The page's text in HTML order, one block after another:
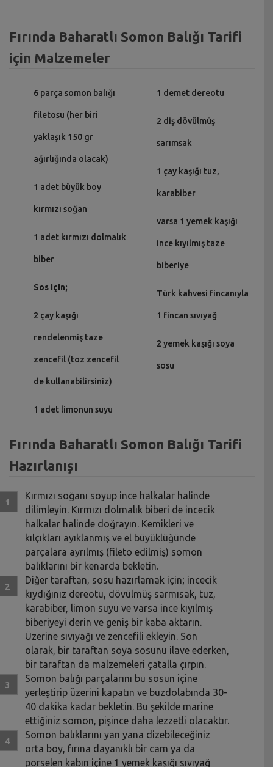
Fırında Baharatlı Somon Balığı Tarifi
için Malzemeler
6 parça somon balığı
filetosu (her biri
yaklaşık 150 gr
ağırlığında olacak)
1 adet büyük boy
kırmızı soğan
1 adet kırmızı dolmalık
biber
Sos için;
2 çay kaşığı
rendelenmiş taze
zencefil (toz zencefil
de kullanabilirsiniz)
1 adet limonun suyu
1 demet dereotu
2 diş dövülmüş
sarımsak
1 çay kaşığı tuz,
karabiber
varsa 1 yemek kaşığı
ince kıyılmış taze
biberiye
Türk kahvesi fincanıyla
1 fincan sıvıyağ
2 yemek kaşığı soya
sosu
Fırında Baharatlı Somon Balığı Tarifi
Hazırlanışı
Kırmızı soğanı soyup ince halkalar halinde
dilimleyin. Kırmızı dolmalık biberi de incecik
halkalar halinde doğrayın. Kemikleri ve
kılçıkları ayıklanmış ve el büyüklüğünde
parçalara ayrılmış (fileto edilmiş) somon
balıklarını bir kenarda bekletin.
Diğer taraftan, sosu hazırlamak için; incecik
kıydığınız dereotu, dövülmüş sarmısak, tuz,
karabiber, limon suyu ve varsa ince kıyılmış
biberiyeyi derin ve geniş bir kaba aktarın.
Üzerine sıvıyağı ve zencefili ekleyin. Son
olarak, bir taraftan soya sosunu ilave ederken,
bir taraftan da malzemeleri çatalla çırpın.
Somon balığı parçalarını bu sosun içine
yerleştirip üzerini kapatın ve buzdolabında 30-
40 dakika kadar bekletin. Bu şekilde marine
ettiğiniz somon, pişince daha lezzetli olacaktır.
Somon balıklarını yan yana dizebileceğiniz
orta boy, fırına dayanıklı bir cam ya da
porselen kabın içine 1 yemek kaşığı sıvıyağ